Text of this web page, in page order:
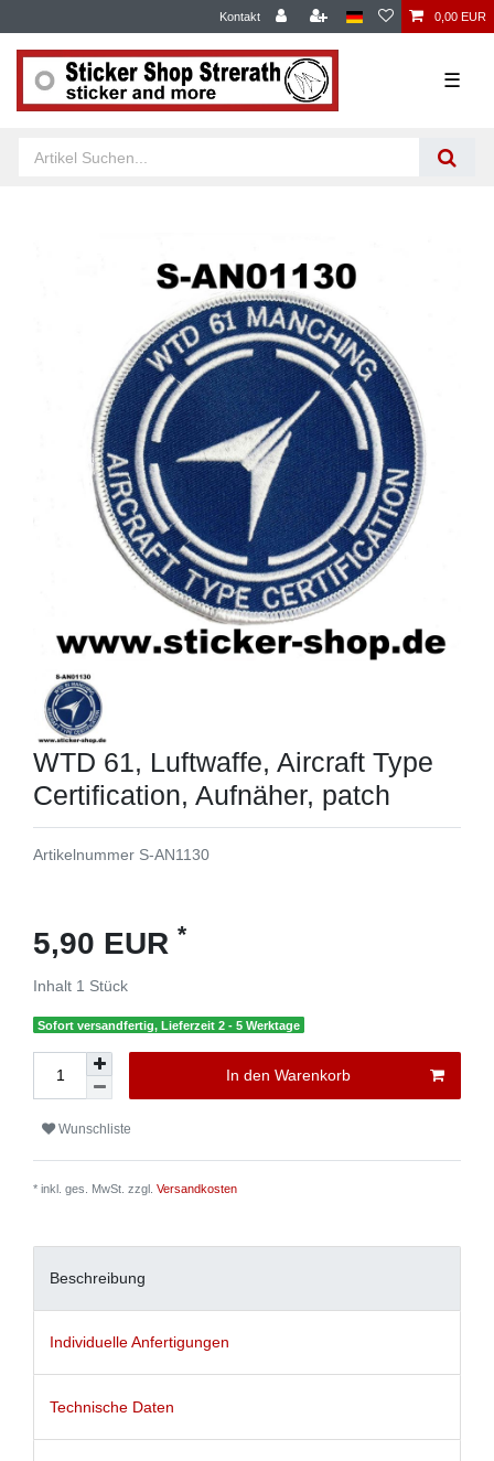
Kontakt 0,00 EUR
☰
WTD 61, Luftwaffe, Aircraft Type
Certification, Aufnäher, patch
Artikelnummer S-AN1130
5,90 EUR *
Inhalt 1 Stück
Sofort versandfertig, Lieferzeit 2 - 5 Werktage
In den Warenkorb
Wunschliste
* inkl. ges. MwSt. zzgl. Versandkosten
Beschreibung
Individuelle Anfertigungen
Technische Daten